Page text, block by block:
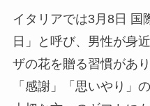
イタリアでは3月8日 国
日」と呼び、男性が身
ザの花を贈る習慣があり
「感謝」「思いやり」